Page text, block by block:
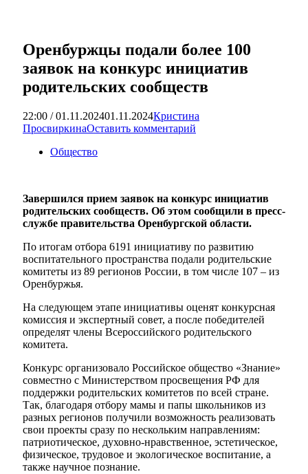
Оренбуржцы подали более 100
заявок на конкурс инициатив
родительских сообществ
22:00 / 01.11.202401.11.2024Кристина
ПросвиркинаОставить комментарий
Общество
Завершился прием заявок на конкурс инициатив
родительских сообществ. Об этом сообщили в пресс-
службе правительства Оренбургской области.
По итогам отбора 6191 инициативу по развитию
воспитательного пространства подали родительские
комитеты из 89 регионов России, в том числе 107 – из
Оренбуржья.
На следующем этапе инициативы оценят конкурсная
комиссия и экспертный совет, а после победителей
определят члены Всероссийского родительского
комитета.
Конкурс организовало Российское общество «Знание»
совместно с Министерством просвещения РФ для
поддержки родительских комитетов по всей стране.
Так, благодаря отбору мамы и папы школьников из
разных регионов получили возможность реализовать
свои проекты сразу по нескольким направлениям:
патриотическое, духовно-нравственное, эстетическое,
физическое, трудовое и экологическое воспитание, а
также научное познание.